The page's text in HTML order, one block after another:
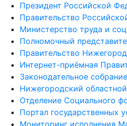
Президент Российской
Правительство
Министерство труда и
Полномочный
Правительство
Интернет-приёмная
Законодательное
Нижегородский
Отделение Социального
Портал государственных
Мониторинг исполнения